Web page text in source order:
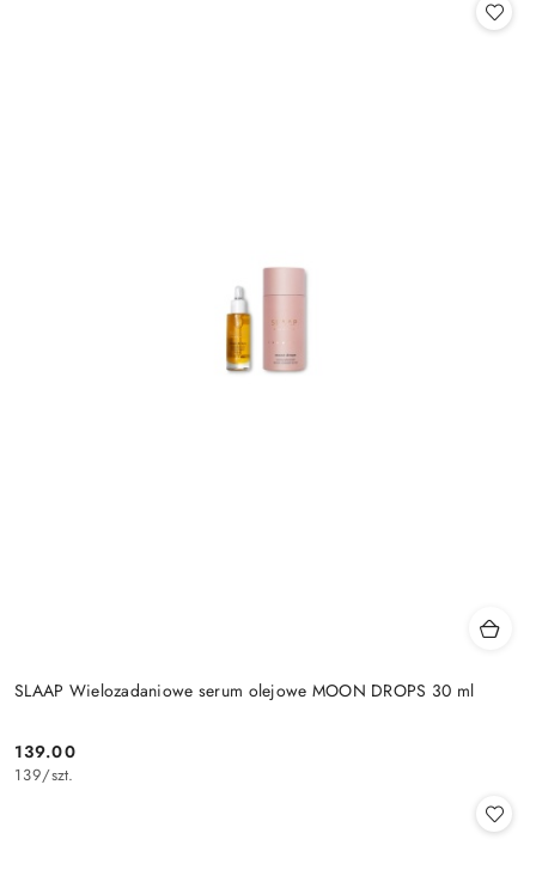
SLAAP Wielozadaniowe serum olejowe MOON DROPS 30 ml
Cena:
139.00
139/szt.